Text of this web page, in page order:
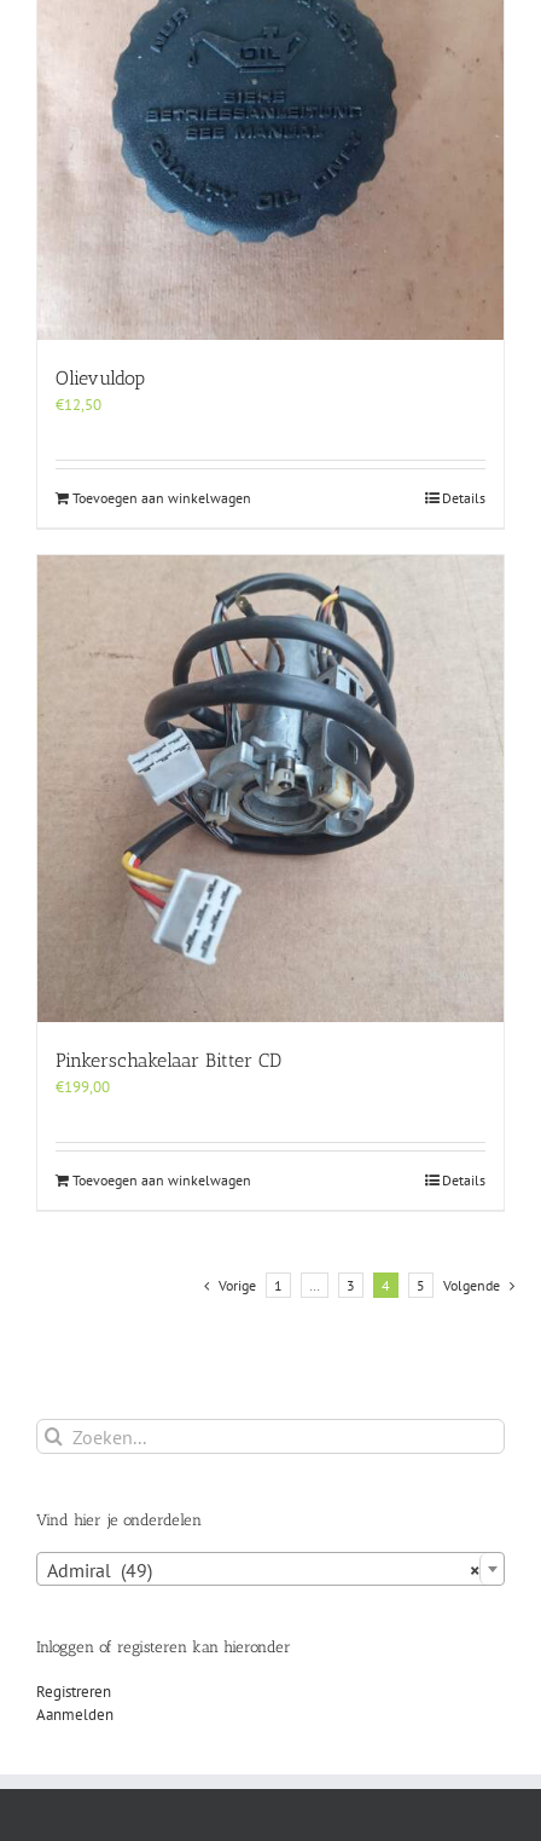
Olievuldop
€12,50
Toevoegen aan winkelwagen Details
Pinkerschakelaar Bitter CD
€199,00
Toevoegen aan winkelwagen Details
Vorige 1 … 3 4 5 Volgende
Zoeken
naar:
Vind hier je onderdelen
×
Admiral (49)
Inloggen of registeren kan hieronder
Registreren
Aanmelden